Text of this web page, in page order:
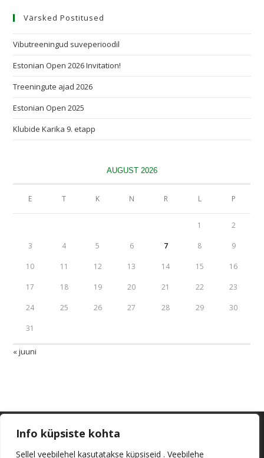
Info küpsiste kohta
Sellel veebilehel kasutatakse küpsiseid . Veebilehe
Värsked Postitused
Vibutreeningud suveperioodil
Estonian Open 2026 Invitation!
Treeningute ajad 2026
Estonian Open 2025
Klubide Karika 9. etapp
AUGUST 2026
E T K N R L P
1 2
3 4 5 6 7 8 9
10 11 12 13 14 15 16
17 18 19 20 21 22 23
24 25 26 27 28 29 30
31
« juuni